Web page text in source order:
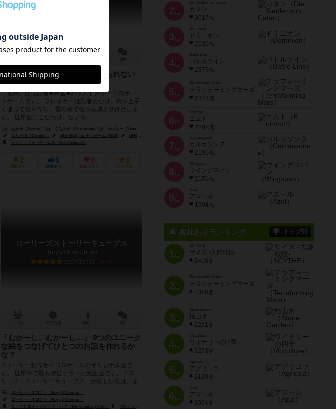
飾りたくなるクオリティ！やめられない
面白さ！
『雷轟』は【忍者✖麻雀✖バトル】がテーマのボー
ドゲームです。 プレイヤーは忍者となり、術を上手
く使って役を作り、雷の術で役を完成させ得点しま
す。 世界観にこだわり、ヒノキ...
あかめ（Akame） くろのす（Kurunosu）
やっしー（Yassy）
おちゃほ（Ochaho）
岩元辰郎(ハレヤマゲームズ所属)
岩船ひろき
レッド・アイ・ゲームズ（Red I Games）
2
興味あり
0
経験あり
0
お気に入り
2
持ってる
ローリーズストーリーキューブス
Rory's Story Cubes
5.8
「むかーし、むかーし…」 9つのユニーク
な絵をつなげてひとつのお話を作れるか
な？
ストーリー創作サイコロゲームのオリジナル版で
す。 世界中で最もポピュラーな元祖版です。「ロー
リーズ・ストーリーキューブス」が欲しい方は、ま
ずこれを持っておくと良いかなと...
ローリー・オコナー（Rory O'Connor）
ローリー・オコナー（Rory O'Connor）
ザ・クリエイティビティ・ハブ（The Creativity Hub）
ブレインゲームズ（Brain Games） ゲームライト（Gamewright）
2 位
Die Siedler von Catan
カタン
3617名
3 位
ドミニオン
2530名
4位
Battle Line
バトルライン
2379名
5 位
Terraforming Mars
テラフォーミングマーズ
2372名
6 位
ニムト
2202名
7 位
Carcassonne
カルカソンヌ
2191名
8 位
Wingspan
ウイングスパン
2151名
9 位
Azul
アズール
1904名
興味ありランキング トップ50
1位
SCYTHE
サイズ -大鎌戦役-
2416名
2位
Terraforming Mars
テラフォーミングマーズ
2396名
3位
Stone Garden
枯山水
2281名
4位
Viticulture
ワイナリーの四季
2273名
5位
Agricola
アグリコラ
2120名
6位
Azul
アズール
2034名